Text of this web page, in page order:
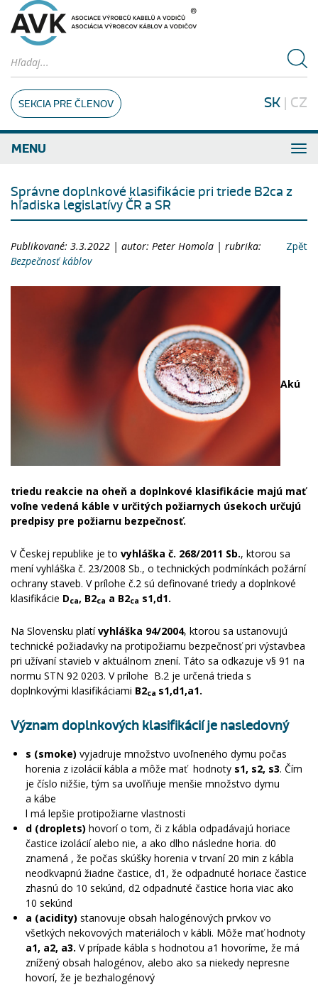
SEKCIA PRE ČLENOV SK | CZ
MENU
Správne doplnkové klasifikácie pri triede B2ca z
hľadiska legislatívy ČR a SR
Publikované: 3.3.2022 | autor: Peter Homola | rubrika:
Bezpečnosť káblov
Zpět
Akú
triedu reakcie na oheň a doplnkové klasifikácie majú mať
voľne vedená káble v určitých požiarnych úsekoch určujú
predpisy pre požiarnu bezpečnosť.
V Českej republike je to vyhláška č. 268/2011 Sb., ktorou sa
mení vyhláška č. 23/2008 Sb., o technických podmínkách požární
ochrany staveb. V prílohe č.2 sú definovanétriedy a doplnkové
klasifikácie Dca, B2ca a B2ca s1,d1.
Na Slovensku platívyhláška 94/2004, ktorou sa ustanovujú
technické požiadavky na protipožiarnu bezpečnosť pri výstavbea
pri užívaní stavieb v aktuálnom znení. Táto sa odkazuje v§ 91 na
normu STN 92 0203. V prílohe B.2 je určená trieda s
doplnkovými klasifikáciami B2ca s1,d1,a1.
Význam doplnkových klasifikácií je nasledovný
s (smoke) vyjadruje množstvo uvoľneného dymu počas
horenia z izolácií kábla a môže mať hodnoty s1, s2, s3. Čím
je číslo nižšie, tým sa uvoľňuje menšie množstvo dymu
a kábe
l má lepšie protipožiarne vlastnosti
d (droplets) hovorí o tom, či z kábla odpadávajú horiace
častice izolácií alebo nie, a ako dlho následne horia. d0
znamená , že počas skúšky horenia v trvaní 20 min z kábla
neodkvapnú žiadne častice, d1, že odpadnuté horiace častice
zhasnú do 10 sekúnd, d2 odpadnuté častice horia viac ako
10 sekúnd
a (acidity) stanovuje obsah halogénových prvkov vo
všetkých nekovových materiáloch v kábli. Môže mať hodnoty
a1, a2, a3. V prípade kábla s hodnotou a1 hovoríme, že má
znížený obsah halogénov, alebo ako sa niekedy nepresne
hovorí, že je bezhalogénový